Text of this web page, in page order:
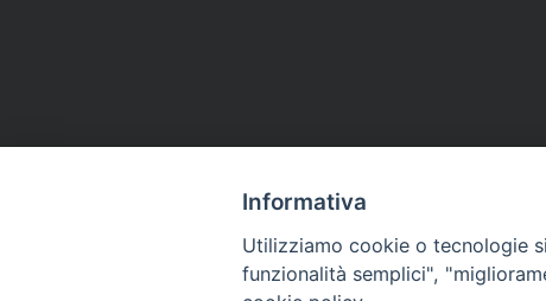
Informativa
Utilizziamo cookie o tecnologie
funzionalità semplici",